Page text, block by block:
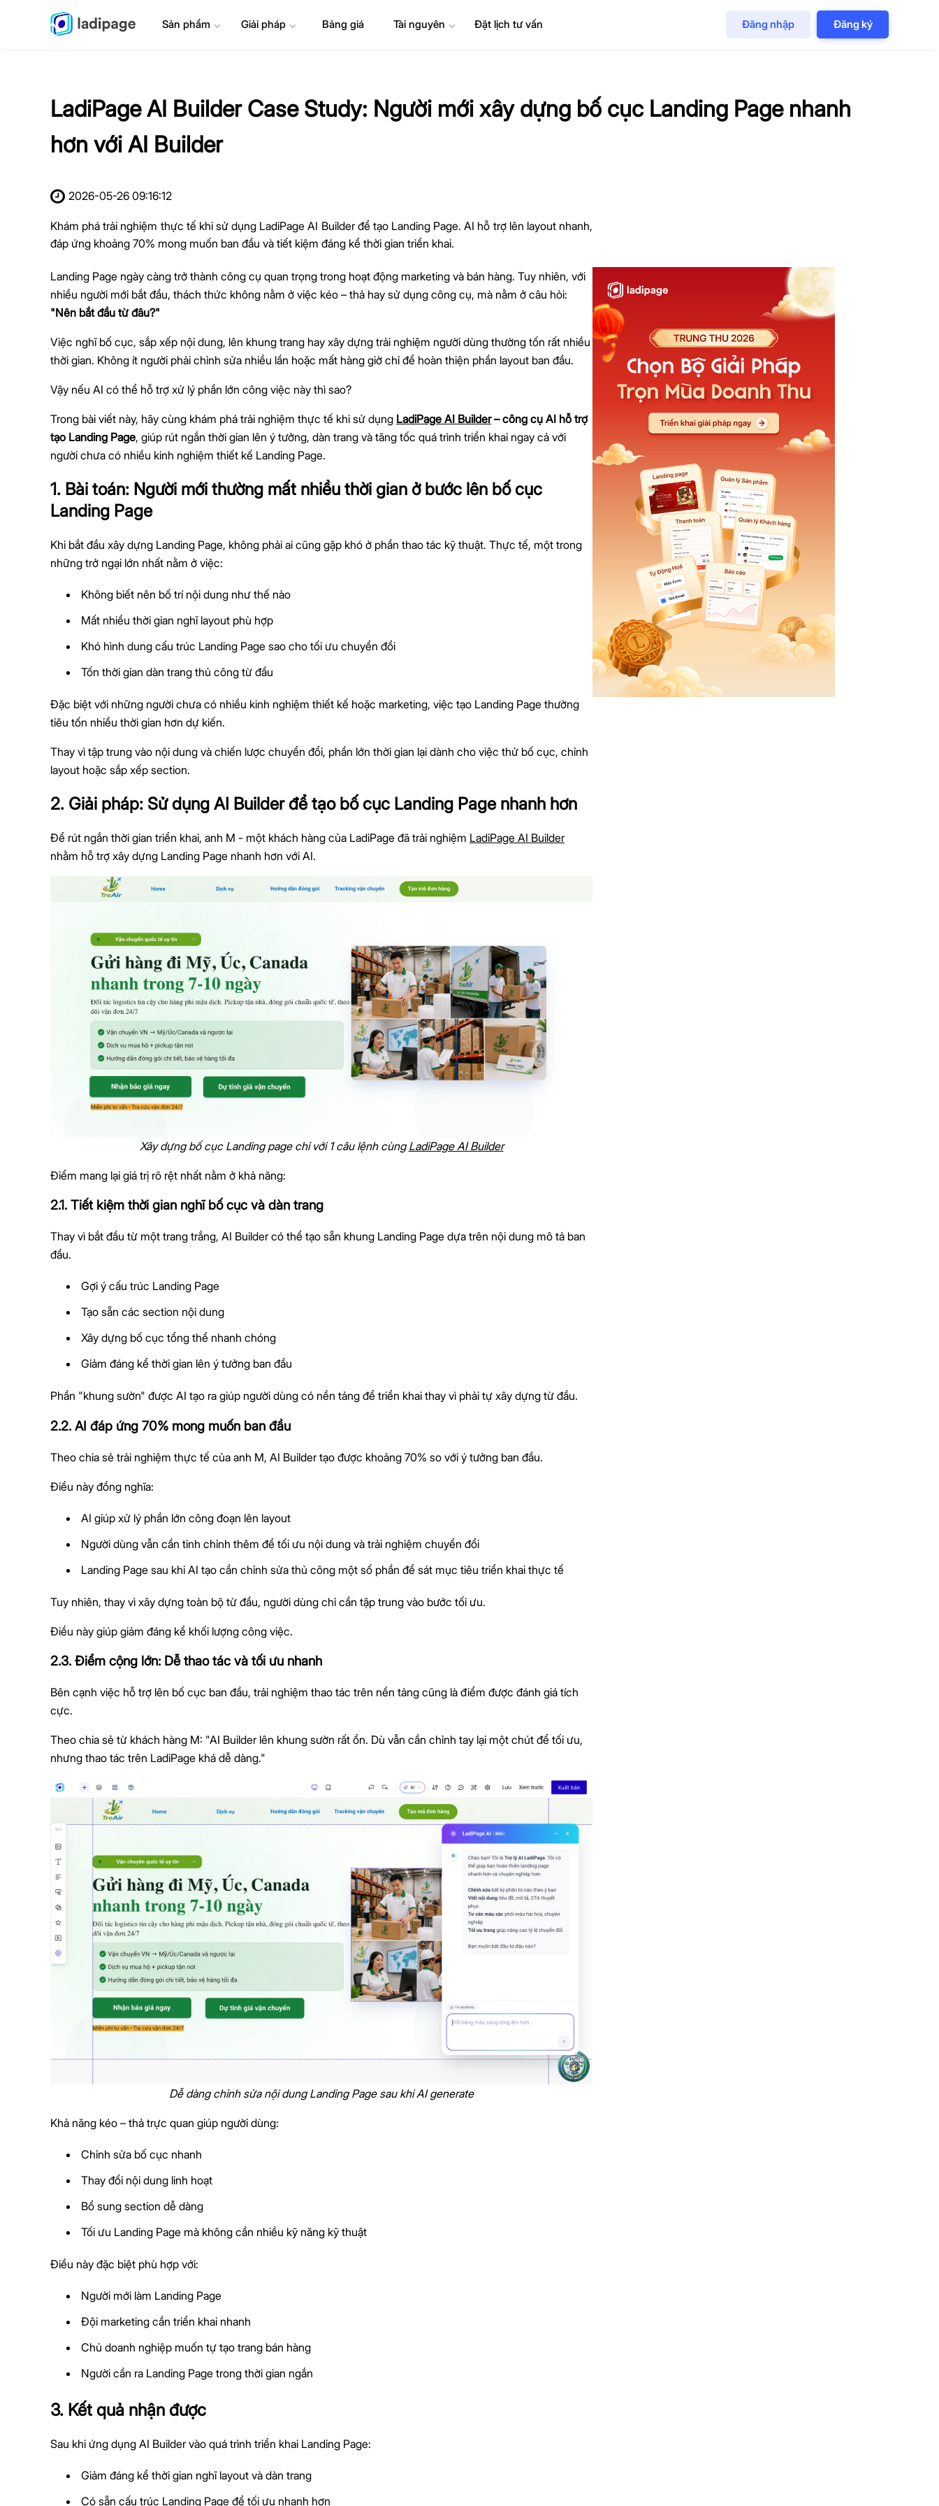
Sản phẩm ⌄ Giải pháp⌄ Bảng giá Tài nguyên ⌄ Đặt lịch tư vấn Đăng nhập Đăng ký
LadiPage AI Builder Case Study: Người mới xây dựng bố cục Landing Page nhanh
hơn với AI Builder
2026-05-26 09:16:12
Khám phá trải nghiệm thực tế khi sử dụng LadiPage AI Builder để tạo Landing Page. AI hỗ trợ lên layout nhanh,
đáp ứng khoảng 70% mong muốn ban đầu và tiết kiệm đáng kể thời gian triển khai.
Landing Page ngày càng trở thành công cụ quan trọng trong hoạt động marketing và bán hàng. Tuy nhiên, với
nhiều người mới bắt đầu, thách thức không nằm ở việc kéo – thả hay sử dụng công cụ, mà nằm ở câu hỏi:
"Nên bắt đầu từ đâu?"
Việc nghĩ bố cục, sắp xếp nội dung, lên khung trang hay xây dựng trải nghiệm người dùng thường tốn rất nhiều
thời gian. Không ít người phải chỉnh sửa nhiều lần hoặc mất hàng giờ chỉ để hoàn thiện phần layout ban đầu.
Vậy nếu AI có thể hỗ trợ xử lý phần lớn công việc này thì sao?
Trong bài viết này, hãy cùng khám phá trải nghiệm thực tế khi sử dụng LadiPage AI Builder– công cụ AI hỗ trợ
tạo Landing Page, giúp rút ngắn thời gian lên ý tưởng, dàn trang và tăng tốc quá trình triển khai ngay cả với
người chưa có nhiều kinh nghiệm thiết kế Landing Page.
1. Bài toán: Người mới thường mất nhiều thời gian ở bước lên bố cục
Landing Page
Khi bắt đầu xây dựng Landing Page, không phải ai cũng gặp khó ở phần thao tác kỹ thuật. Thực tế, một trong
những trở ngại lớn nhất nằm ở việc:
Không biết nên bố trí nội dung như thế nào
Mất nhiều thời gian nghĩ layout phù hợp
Khó hình dung cấu trúc Landing Page sao cho tối ưu chuyển đổi
Tốn thời gian dàn trang thủ công từ đầu
Đặc biệt với những người chưa có nhiều kinh nghiệm thiết kế hoặc marketing, việc tạo Landing Page thường
tiêu tốn nhiều thời gian hơn dự kiến.
Thay vì tập trung vào nội dung và chiến lược chuyển đổi, phần lớn thời gian lại dành cho việc thử bố cục, chỉnh
layout hoặc sắp xếp section.
2. Giải pháp: Sử dụng AI Builder để tạo bố cục Landing Page nhanh hơn
Để rút ngắn thời gian triển khai, anh M - một khách hàng của LadiPage đã trải nghiệm LadiPage AI Builder
nhằm hỗ trợ xây dựng Landing Page nhanh hơn với AI.
Xây dựng bố cục Landing page chỉ với 1 câu lệnh cùng LadiPage AI Builder
Điểm mang lại giá trị rõ rệt nhất nằm ở khả năng:
2.1. Tiết kiệm thời gian nghĩ bố cục và dàn trang
Thay vì bắt đầu từ một trang trắng, AI Builder có thể tạo sẵn khung Landing Page dựa trên nội dung mô tả ban
đầu.
Gợi ý cấu trúc Landing Page
Tạo sẵn các section nội dung
Xây dựng bố cục tổng thể nhanh chóng
Giảm đáng kể thời gian lên ý tưởng ban đầu
Phần "khung sườn" được AI tạo ra giúp người dùng có nền tảng để triển khai thay vì phải tự xây dựng từ đầu.
2.2. AI đáp ứng 70% mong muốn ban đầu
Theo chia sẻ trải nghiệm thực tế của anh M, AI Builder tạo được khoảng 70% so với ý tưởng ban đầu.
Điều này đồng nghĩa:
AI giúp xử lý phần lớn công đoạn lên layout
Người dùng vẫn cần tinh chỉnh thêm để tối ưu nội dung và trải nghiệm chuyển đổi
Landing Page sau khi AI tạo cần chỉnh sửa thủ công một số phần để sát mục tiêu triển khai thực tế
Tuy nhiên, thay vì xây dựng toàn bộ từ đầu, người dùng chỉ cần tập trung vào bước tối ưu.
Điều này giúp giảm đáng kể khối lượng công việc.
2.3. Điểm cộng lớn: Dễ thao tác và tối ưu nhanh
Bên cạnh việc hỗ trợ lên bố cục ban đầu, trải nghiệm thao tác trên nền tảng cũng là điểm được đánh giá tích
cực.
Theo chia sẻ từ khách hàng M: "AI Builder lên khung sườn rất ổn. Dù vẫn cần chỉnh tay lại một chút để tối ưu,
nhưng thao tác trên LadiPage khá dễ dàng."
Dễ dàng chỉnh sửa nội dung Landing Page sau khi AI generate
Khả năng kéo – thả trực quan giúp người dùng:
Chỉnh sửa bố cục nhanh
Thay đổi nội dung linh hoạt
Bổ sung section dễ dàng
Tối ưu Landing Page mà không cần nhiều kỹ năng kỹ thuật
Điều này đặc biệt phù hợp với:
Người mới làm Landing Page
Đội marketing cần triển khai nhanh
Chủ doanh nghiệp muốn tự tạo trang bán hàng
Người cần ra Landing Page trong thời gian ngắn
3. Kết quả nhận được
Sau khi ứng dụng AI Builder vào quá trình triển khai Landing Page:
Giảm đáng kể thời gian nghĩ layout và dàn trang
Có sẵn cấu trúc Landing Page để tối ưu nhanh hơn